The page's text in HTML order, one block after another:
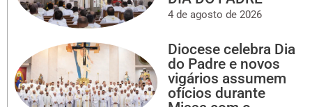
4 de agosto de 2026
Diocese celebra Dia
do Padre e novos
vigários assumem
ofícios durante